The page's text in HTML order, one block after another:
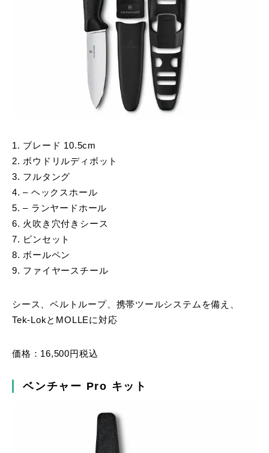
1. ブレード 10.5cm
2. ボウドリルディボット
3. フルタング
4. – ヘックスホール
5. – ランヤードホール
6. 火吹き穴付きシース
7. ピンセット
8. ボールペン
9. ファイヤースチール
シース、ベルトループ、携帯ツールシステムを備え、
Tek-LokとMOLLEに対応
価格：16,500円税込
ベンチャー Pro キット